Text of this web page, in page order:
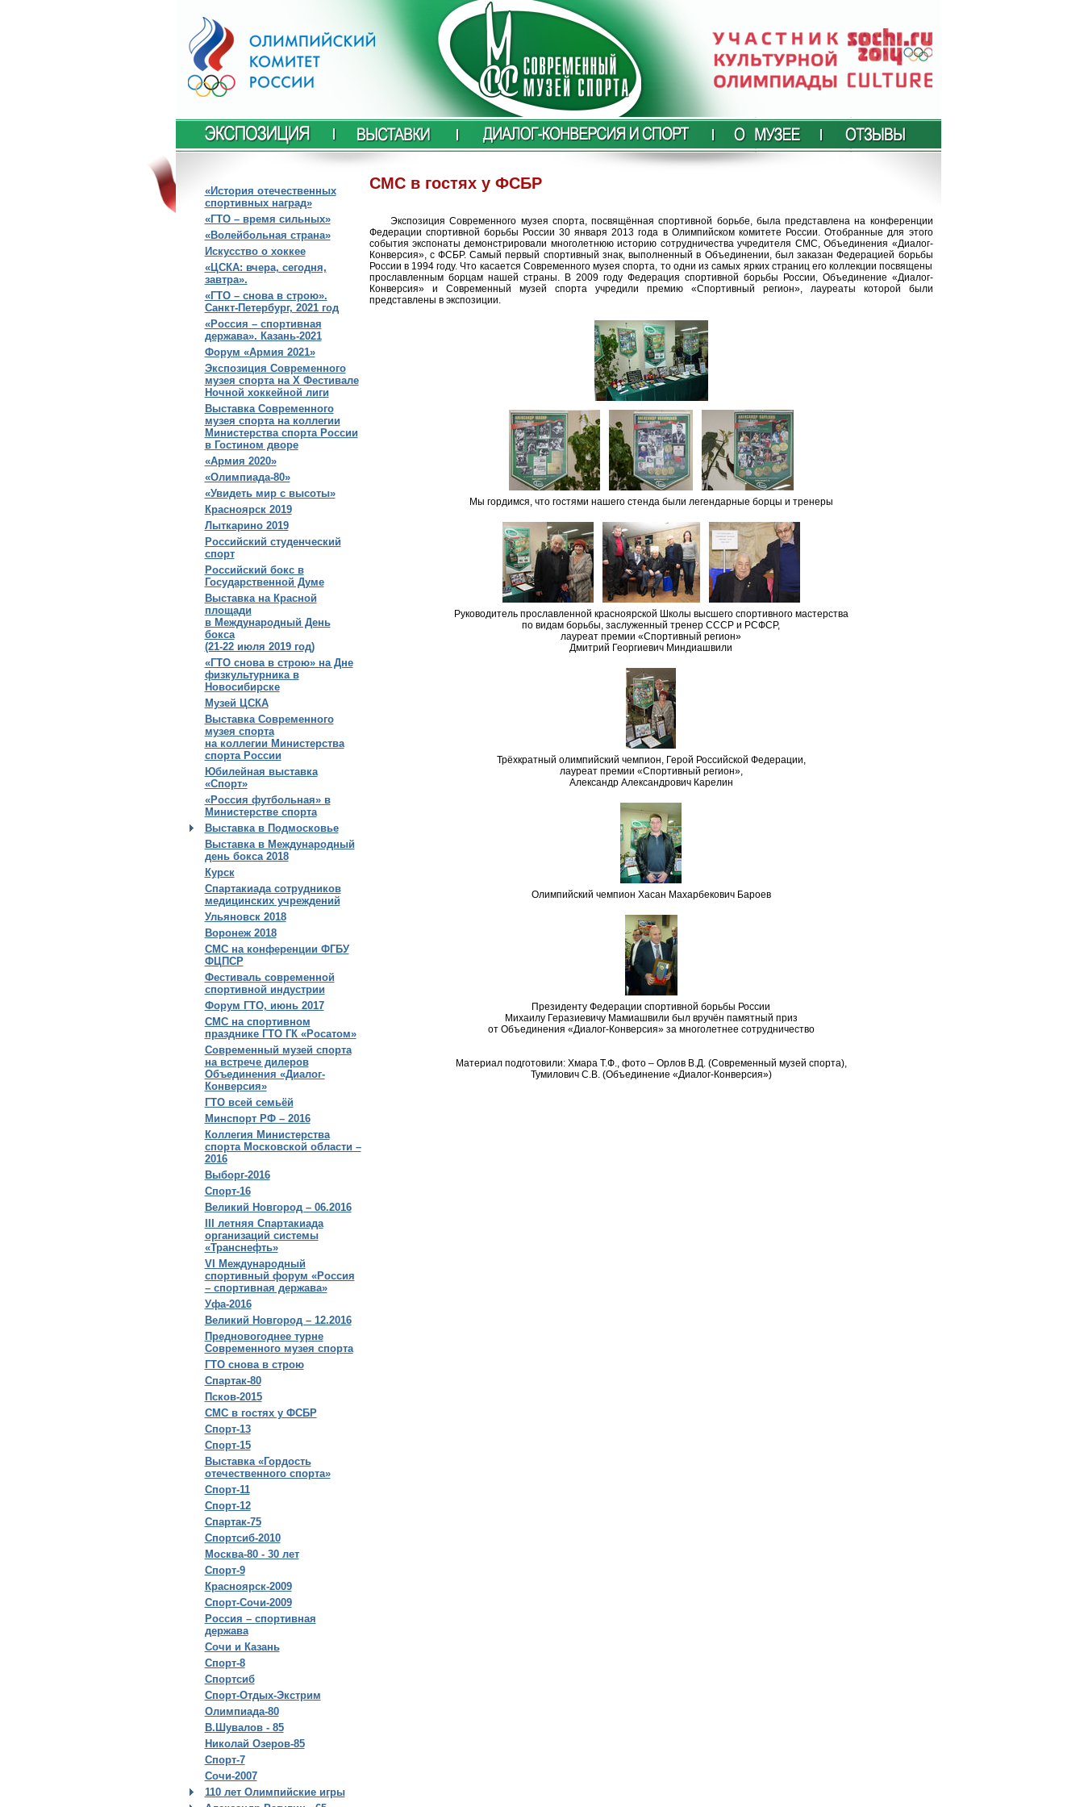
«История отечественных
спортивных наград»
«ГТО – время сильных»
«Волейбольная страна»
Искусство о хоккее
«ЦСКА: вчера, сегодня,
завтра».
«ГТО – снова в строю».
Санкт-Петербург, 2021 год
«Россия – спортивная
держава». Казань-2021
Форум «Армия 2021»
Экспозиция Современного
музея спорта на X Фестивале
Ночной хоккейной лиги
Выставка Современного
музея спорта на коллегии
Министерства спорта России
в Гостином дворе
«Армия 2020»
«Олимпиада-80»
«Увидеть мир с высоты»
Красноярск 2019
Лыткарино 2019
Российский студенческий
спорт
Российский бокс в
Государственной Думе
Выставка на Красной
площади
в Международный День
бокса
(21-22 июля 2019 год)
«ГТО снова в строю» на Дне
физкультурника в
Новосибирске
Музей ЦСКА
Выставка Современного
музея спорта
на коллегии Министерства
спорта России
Юбилейная выставка
«Спорт»
«Россия футбольная» в
Министерстве спорта
Выставка в Подмосковье
Выставка в Международный
день бокса 2018
Курск
Спартакиада сотрудников
медицинских учреждений
Ульяновск 2018
Воронеж 2018
СМС на конференции ФГБУ
ФЦПСР
Фестиваль современной
спортивной индустрии
Форум ГТО, июнь 2017
СМС на спортивном
празднике ГТО ГК «Росатом»
Современный музей спорта
на встрече дилеров
Объединения «Диалог-
Конверсия»
ГТО всей семьёй
Минспорт РФ – 2016
Коллегия Министерства
спорта Московской области –
2016
Выборг-2016
Спорт-16
Великий Новгород – 06.2016
III летняя Спартакиада
организаций системы
«Транснефть»
VI Международный
спортивный форум «Россия
– спортивная держава»
Уфа-2016
Великий Новгород – 12.2016
Предновогоднее турне
Современного музея спорта
ГТО снова в строю
Спартак-80
Псков-2015
СМС в гостях у ФСБР
Спорт-13
Спорт-15
Выставка «Гордость
отечественного спорта»
Спорт-11
Спорт-12
Спартак-75
Спортсиб-2010
Москва-80 - 30 лет
Спорт-9
Красноярск-2009
Спорт-Сочи-2009
Россия – спортивная
держава
Сочи и Казань
Спорт-8
Спортсиб
Спорт-Отдых-Экстрим
Олимпиада-80
В.Шувалов - 85
Николай Озеров-85
Спорт-7
Сочи-2007
110 лет Олимпийские игры
СМС в гостях у ФСБР
Экспозиция Современного музея спорта, посвящённая спортивной борьбе, была представлена на конференции
Федерации спортивной борьбы России 30 января 2013 года в Олимпийском комитете России. Отобранные для этого
события экспонаты демонстрировали многолетнюю историю сотрудничества учредителя СМС, Объединения «Диалог-
Конверсия», с ФСБР. Самый первый спортивный знак, выполненный в Объединении, был заказан Федерацией борьбы
России в 1994 году. Что касается Современного музея спорта, то одни из самых ярких страниц его коллекции посвящены
прославленным борцам нашей страны. В 2009 году Федерация спортивной борьбы России, Объединение «Диалог-
Конверсия» и Современный музей спорта учредили премию «Спортивный регион», лауреаты которой были
представлены в экспозиции.
Мы гордимся, что гостями нашего стенда были легендарные борцы и тренеры
Руководитель прославленной красноярской Школы высшего спортивного мастерства
по видам борьбы, заслуженный тренер СССР и РСФСР,
лауреат премии «Спортивный регион»
Дмитрий Георгиевич Миндиашвили
Трёхкратный олимпийский чемпион, Герой Российской Федерации,
лауреат премии «Спортивный регион»,
Александр Александрович Карелин
Олимпийский чемпион Хасан Махарбекович Бароев
Президенту Федерации спортивной борьбы России
Михаилу Геразиевичу Мамиашвили был вручён памятный приз
от Объединения «Диалог-Конверсия» за многолетнее сотрудничество
Материал подготовили: Хмара Т.Ф., фото – Орлов В.Д. (Современный музей спорта),
Тумилович С.В. (Объединение «Диалог-Конверсия»)